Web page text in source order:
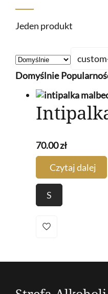
Jeden produkt
Domyślnie
70.00zł
Czytaj dalej
S